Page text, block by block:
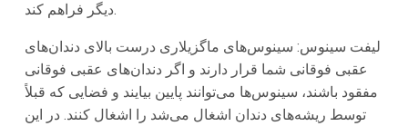
دیگر فراهم کند.
لیفت سینوس: سینوس‌های ماگزیلاری درست بالای دندان‌های
عقبی فوقانی شما قرار دارند و اگر دندان‌های عقبی فوقانی
مفقود باشند، سینوس‌ها می‌توانند پایین بیایند و فضایی که قبلاً
توسط ریشه‌های دندان اشغال می‌شد را اشغال کنند. در این